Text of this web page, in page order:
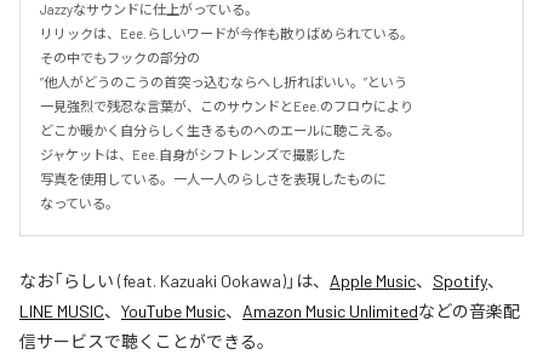
Jazzyなサウンドに仕上がっている。
リリックは、Eee.らしいワードが今作も散りばめられている。
その中でもフックの部分の
”他人がどうのこうの首突っ込むならへし折ればいい。”という
一見強烈で残忍な言葉が、このサウンドとEee.のフロウにより
どこか暖かく自分らしく生きるものへのエールに聴こえる。
ジャケットは、Eee.自身がシフトレンズで撮影した
写真を使用している。一人一人のらしさを表現したものに
なっている。
なお「らしい (feat. Kazuaki Ookawa)」は、 Apple Music、 Spotify、
LINE MUSIC、 YouTube Music、 Amazon Music Unlimitedなどの音楽配
信サービスで聴くことができる。